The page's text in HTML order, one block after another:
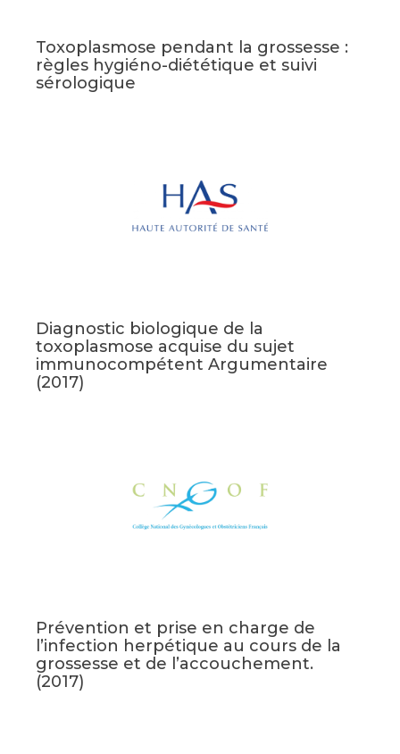
Toxoplasmose pendant la grossesse :
règles hygiéno-diététique et suivi
sérologique
Diagnostic biologique de la
toxoplasmose acquise du sujet
immunocompétent Argumentaire
(2017)
Prévention et prise en charge de
l’infection herpétique au cours de la
grossesse et de l’accouchement.
(2017)